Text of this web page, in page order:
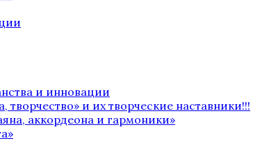
и инновации
творчество» и их творческие наставники!!!
аккордеона и гармоники»